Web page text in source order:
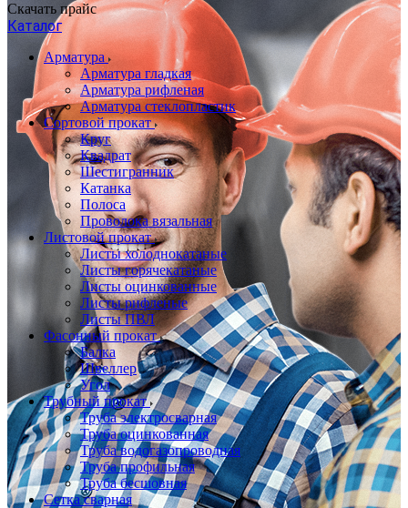
Скачать прайс
Каталог
Арматура
Арматура гладкая
Арматура рифленая
Арматура стеклопластик
Сортовой прокат
Круг
Квадрат
Шестигранник
Катанка
Полоса
Проволока вязальная
Листовой прокат
Листы холоднокатаные
Листы горячекатаные
Листы оцинкованные
Листы рифленые
Листы ПВЛ
Фасонный прокат
Балка
Швеллер
Угол
Трубный прокат
Труба электросварная
Труба оцинкованная
Труба водогазопроводная
Труба профильная
Труба бесшовная
Сетка сварная